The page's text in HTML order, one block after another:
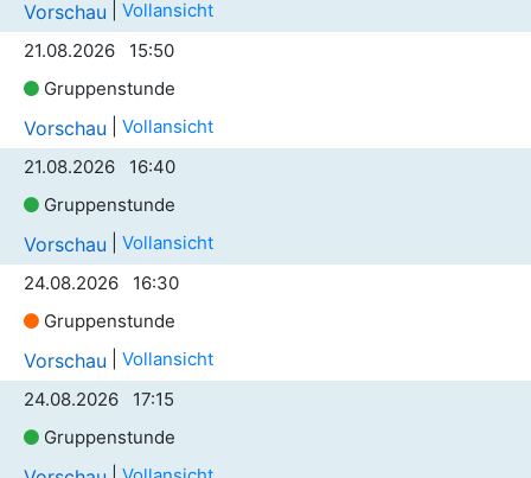
Vorschau
Vollansicht
21.08.2026 15:50
Gruppenstunde
Vorschau
Vollansicht
21.08.2026 16:40
Gruppenstunde
Vorschau
Vollansicht
24.08.2026 16:30
Gruppenstunde
Vorschau
Vollansicht
24.08.2026 17:15
Gruppenstunde